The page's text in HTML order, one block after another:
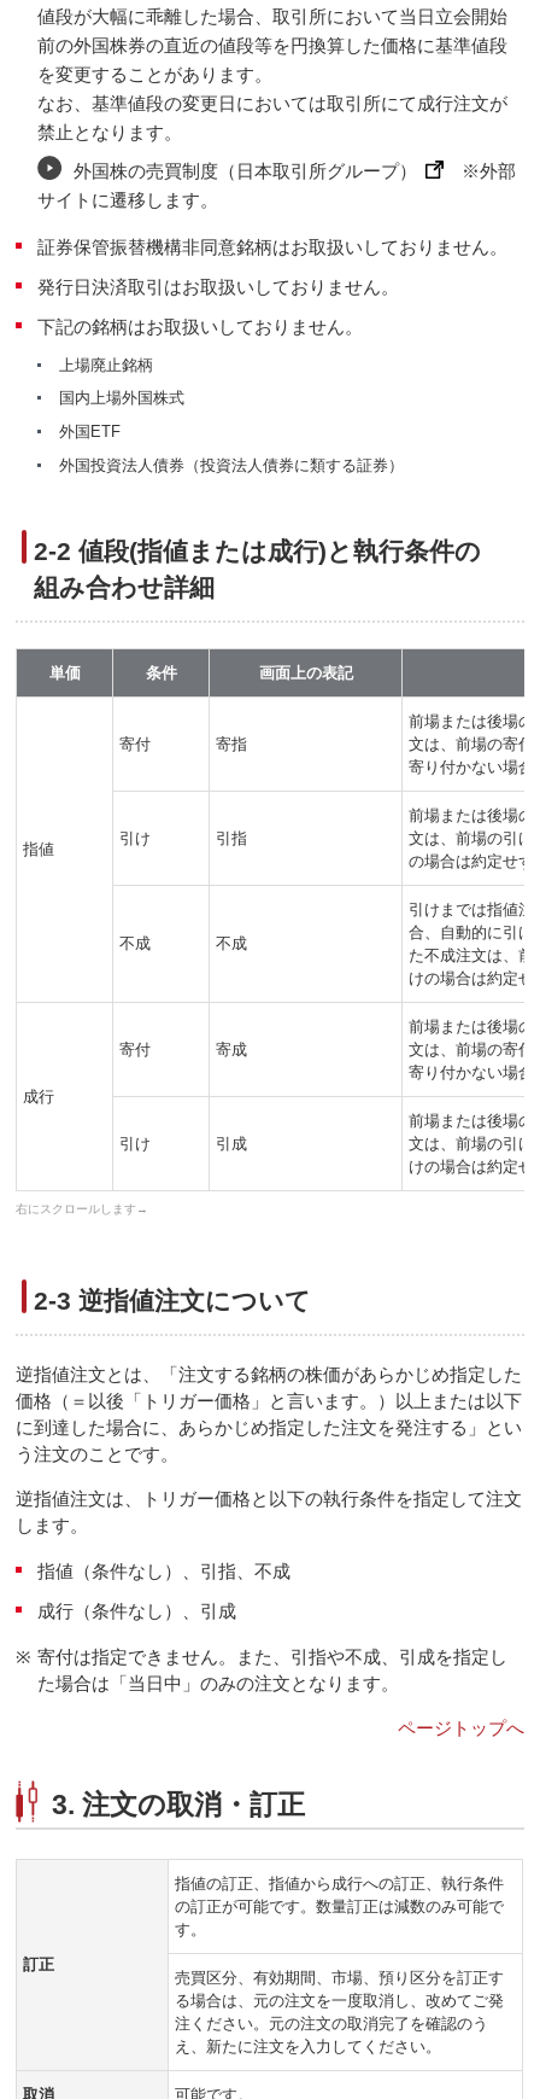
値段が大幅に乖離した場合、取引所において当日立会開始
前の外国株券の直近の値段等を円換算した価格に基準値段
を変更することがあります。
なお、基準値段の変更日においては取引所にて成行注文が
禁止となります。
外国株の売買制度（日本取引所グループ）
※外部
サイトに遷移します。
証券保管振替機構非同意銘柄はお取扱いしておりません。
発行日決済取引はお取扱いしておりません。
下記の銘柄はお取扱いしておりません。
上場廃止銘柄
国内上場外国株式
外国ETF
外国投資法人債券（投資法人債券に類する証券）
2-2 値段(指値または成行)と執行条件の
組み合わせ詳細
単価 条件 画面上の表記
指値
寄付 寄指
前場または後場
文は、前場の寄付
寄り付かない場
引け 引指
前場または後場
文は、前場の引け
の場合は約定せ
不成 不成
引けまでは指値
合、自動的に引
た不成注文は、
けの場合は約定
成行
寄付 寄成
前場または後場
文は、前場の寄付
寄り付かない場
引け 引成
前場または後場
文は、前場の引け
けの場合は約定
2-3 逆指値注文について
逆指値注文とは、「注文する銘柄の株価があらかじめ指定した
価格（＝以後「トリガー価格」と言います。）以上または以下
に到達した場合に、あらかじめ指定した注文を発注する」とい
う注文のことです。
逆指値注文は、トリガー価格と以下の執行条件を指定して注文
します。
指値（条件なし）、引指、不成
成行（条件なし）、引成
※ 寄付は指定できません。また、引指や不成、引成を指定し
た場合は「当日中」のみの注文となります。
ページトップへ
3. 注文の取消・訂正
訂正
指値の訂正、指値から成行への訂正、執行条件
の訂正が可能です。数量訂正は減数のみ可能で
す。
売買区分、有効期間、市場、預り区分を訂正す
る場合は、元の注文を一度取消し、改めてご発
注ください。元の注文の取消完了を確認のう
え、新たに注文を入力してください。
取消 可能です。